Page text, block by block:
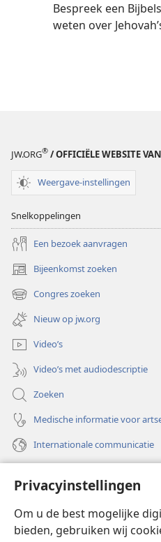
Privacyinstellingen
Om u de best mogelijke
bieden, gebruiken wij
Bespreek een
weten over
JW.ORG® / OFFICIËLE WEBSITE
Weergave-instellingen
Snelkoppelingen
Een bezoek aanvragen
Bijeenkomst zoeken
(opent
nieuw
venster)
Congres zoeken
(opent
nieuw
venster)
Nieuw op jw.org
Video’s
Video’s met audiodescriptie
Zoeken
Medische informatie voor
Internationale communicatie
(opent
nieuw
venster)